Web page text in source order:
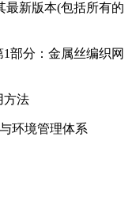
最新版本(包括所有的
部分：金属丝编织网
方法
环境管理体系